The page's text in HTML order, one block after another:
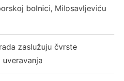
bolnici, Milosavljeviću
zaslužuju čvrste
uveravanja